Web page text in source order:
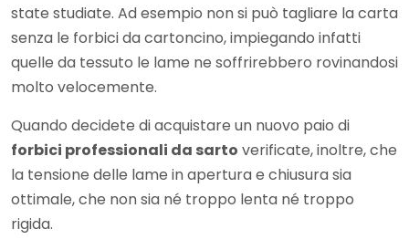
state studiate. Ad esempio non si può tagliare la carta
senza le forbici da cartoncino, impiegando infatti
quelle da tessuto le lame ne soffrirebbero rovinandosi
molto velocemente.
Quando decidete di acquistare un nuovo paio di
forbici professionali da sarto verificate, inoltre, che
la tensione delle lame in apertura e chiusura sia
ottimale, che non sia né troppo lenta né troppo
rigida.